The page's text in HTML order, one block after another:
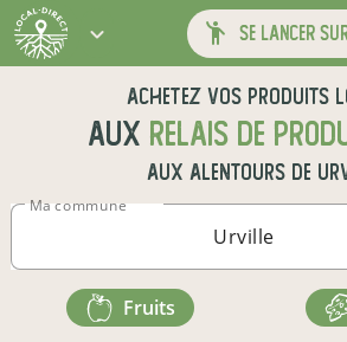
se lancer
Achetez vos produits
aux relais de
aux alentours de
Ma commune
fruits